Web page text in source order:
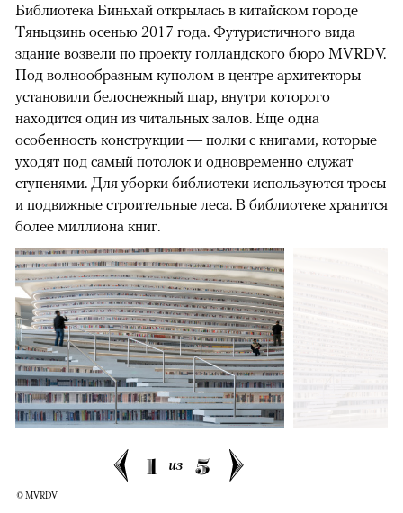
Библиотека Биньхай открылась в китайском городе
Тяньцзинь осенью 2017 года. Футуристичного вида
здание возвели по проекту голландского бюро MVRDV.
Под волнообразным куполом в центре архитекторы
установили белоснежный шар, внутри которого
находится один из читальных залов. Еще одна
особенность конструкции — полки с книгами, которые
уходят под самый потолок и одновременно служат
ступенями. Для уборки библиотеки используются тросы
и подвижные строительные леса. В библиотеке хранится
более миллиона книг.
1 из 5
© MVRDV